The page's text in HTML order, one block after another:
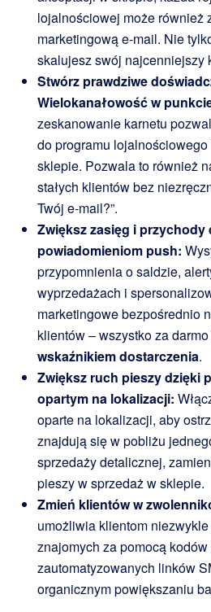
lojalnościowej może również
marketingową e-mail. Nie
skalujesz swój najcenniejszy
Stwórz prawdziwe
Wielokanałowość w
zeskanowanie karnetu
do programu
sklepie. Pozwala to również
stałych klientów bez
Twój e-mail?”.
Zwiększ zasięg i przychody
powiadomieniom push:
przypomnienia o saldzie,
wyprzedażach i
marketingowe bezpośrednio
klientów – wszystko za
wskaźnikiem dostarczenia.
Zwiększ ruch pieszy dzięki
opartym na lokalizacji:
oparte na lokalizacji, aby
znajdują się w pobliżu
sprzedaży detalicznej,
pieszy w sprzedaż w sklepie.
Zmień klientów w
umożliwia klientom
znajomych za pomocą
zautomatyzowanych linków
organicznym powiększaniu